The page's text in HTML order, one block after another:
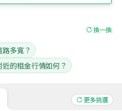
更多挑選
換一換
多寬？
近的租金行情如何？